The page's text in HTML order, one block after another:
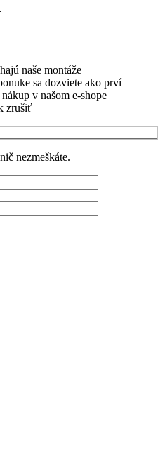
naše montáže
sa dozviete ako prví
v našom e-shope
zrušiť
nezmeškáte.